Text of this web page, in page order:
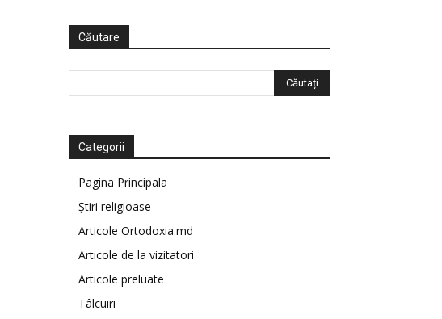
Căutare
Categorii
Pagina Principala
Știri religioase
Articole Ortodoxia.md
Articole de la vizitatori
Articole preluate
Tâlcuiri